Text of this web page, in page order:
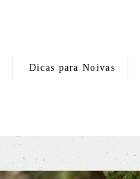
Dicas para Noivas